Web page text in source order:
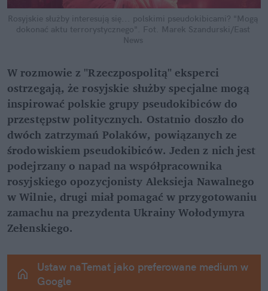
Rosyjskie służby interesują się... polskimi pseudokibicami? "Mogą
dokonać aktu terrorystycznego".
Fot. Marek Szandurski/East
News
W rozmowie z "Rzeczpospolitą" eksperci
ostrzegają, że rosyjskie służby specjalne mogą
inspirować polskie grupy pseudokibiców do
przestępstw politycznych. Ostatnio doszło do
dwóch zatrzymań Polaków, powiązanych ze
środowiskiem pseudokibiców. Jeden z nich jest
podejrzany o napad na współpracownika
rosyjskiego opozycjonisty Aleksieja Nawalnego
w Wilnie, drugi miał pomagać w przygotowaniu
zamachu na prezydenta Ukrainy Wołodymyra
Zełenskiego.
Ustaw naTemat jako preferowane medium w
Google